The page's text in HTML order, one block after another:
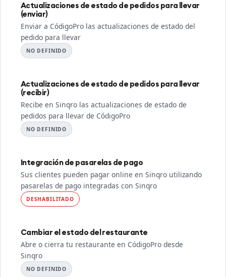
Actualizaciones de estado de pedidos para llevar
(enviar)
Enviar a CódigoPro las actualizaciones de estado del
pedido para llevar
NO DEFINIDO
Actualizaciones de estado de pedidos para llevar
(recibir)
Recibe en Sinqro las actualizaciones de estado de
pedidos para llevar de CódigoPro
NO DEFINIDO
Integración de pasarelas de pago
Sus clientes pueden pagar online en Sinqro utilizando
pasarelas de pago integradas con Sinqro
DESHABILITADO
Cambiar el estado del restaurante
Abre o cierra tu restaurante en CódigoPro desde
Sinqro
NO DEFINIDO